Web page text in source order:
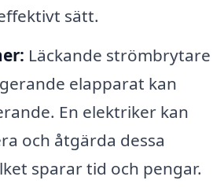
sätt.
Läckande strömbrytare
elapparat kan
En elektriker kan
och åtgärda dessa
sparar tid och pengar.